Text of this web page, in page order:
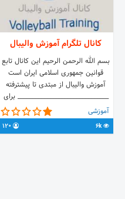
کانال تلگرام آموزش والیبال
بسم الله الرحمن الرحیم این کانال تابع
قوانین جمهوری اسلامی ایران است
آموزش والیبال از مبتدی تا پیشترفته
_______________________________ برای
درج تبلیغات و تبادلات به آیدی تلگرامی
زیر پیام دهید:
https://t.me/Armin_volleyball_a
آموزشی
6k